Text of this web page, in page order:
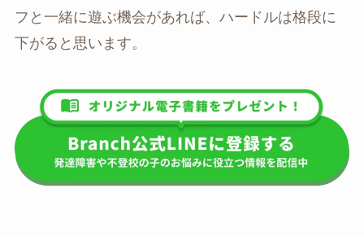
フと一緒に遊ぶ機会があれば、ハードルは格段に
下がると思います。